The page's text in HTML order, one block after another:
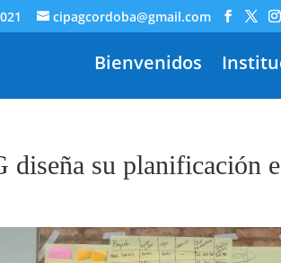
cipagcordoba@gmail.com
Bienvenidos
diseña su planificación